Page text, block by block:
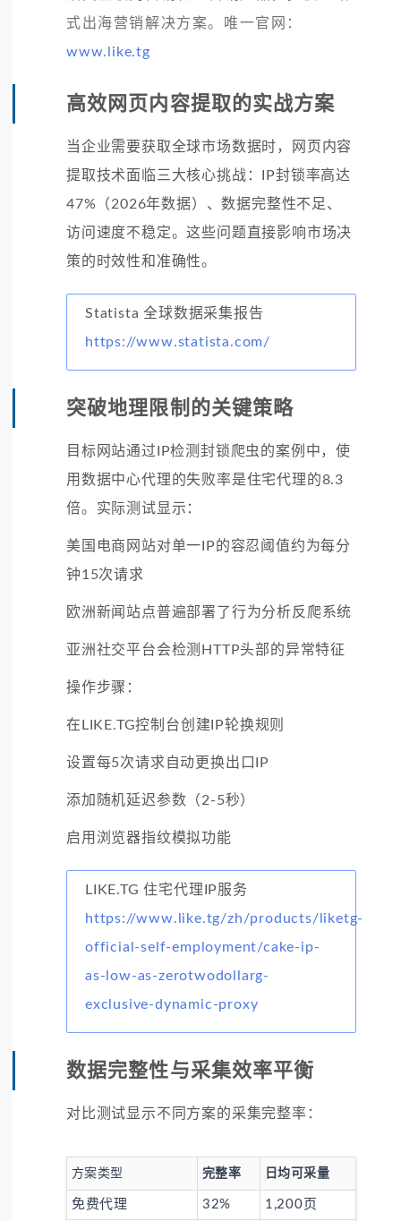
式出海营销解决方案。唯一官网：
www.like.tg
高效网页内容提取的实战方案
当企业需要获取全球市场数据时，网页内容
提取技术面临三大核心挑战：IP封锁率高达
47%（2026年数据）、数据完整性不足、
访问速度不稳定。这些问题直接影响市场决
策的时效性和准确性。
Statista 全球数据采集报告
https://www.statista.com/
突破地理限制的关键策略
目标网站通过IP检测封锁爬虫的案例中，使
用数据中心代理的失败率是住宅代理的8.3
倍。实际测试显示：
美国电商网站对单一IP的容忍阈值约为每分
钟15次请求
欧洲新闻站点普遍部署了行为分析反爬系统
亚洲社交平台会检测HTTP头部的异常特征
操作步骤：
在LIKE.TG控制台创建IP轮换规则
设置每5次请求自动更换出口IP
添加随机延迟参数（2-5秒）
启用浏览器指纹模拟功能
LIKE.TG 住宅代理IP服务
https://www.like.tg/zh/products/liketg-
official-self-employment/cake-ip-
as-low-as-zerotwodollarg-
exclusive-dynamic-proxy
数据完整性与采集效率平衡
对比测试显示不同方案的采集完整率：
方案类型 完整率 日均可采量
免费代理 32% 1,200页